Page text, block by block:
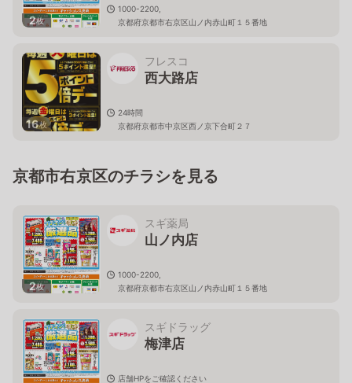
2枚
1000-2200,
京都府京都市右京区山ノ内赤山町１５番地
16枚
フレスコ
西大路店
24時間
京都府京都市中京区西ノ京下合町２７
京都市右京区のチラシを見る
2枚
スギ薬局
山ノ内店
1000-2200,
京都府京都市右京区山ノ内赤山町１５番地
スギドラッグ
梅津店
店舗HPをご確認ください